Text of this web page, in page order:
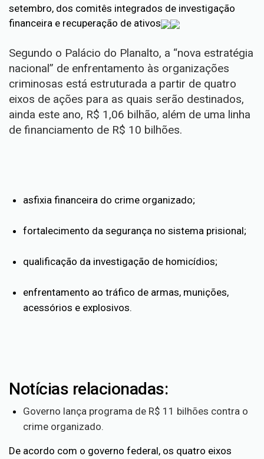
setembro, dos comitês integrados de investigação
financeira e recuperação de ativos
Segundo o Palácio do Planalto, a “nova estratégia
nacional” de enfrentamento às organizações
criminosas está estruturada a partir de quatro
eixos de ações para as quais serão destinados,
ainda este ano, R$ 1,06 bilhão, além de uma linha
de financiamento de R$ 10 bilhões.
asfixia financeira do crime organizado;
fortalecimento da segurança no sistema prisional;
qualificação da investigação de homicídios;
enfrentamento ao tráfico de armas, munições,
acessórios e explosivos.
Notícias relacionadas:
Governo lança programa de R$ 11 bilhões contra o
crime organizado.
De acordo com o governo federal, os quatro eixos